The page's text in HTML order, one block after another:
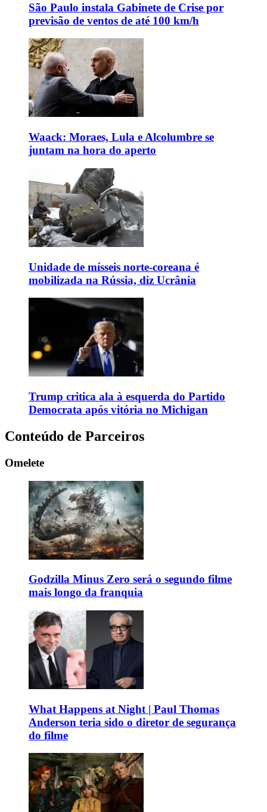
São Paulo instala Gabinete de Crise por
previsão de ventos de até 100 km/h
Waack: Moraes, Lula e Alcolumbre se
juntam na hora do aperto
Unidade de mísseis norte-coreana é
mobilizada na Rússia, diz Ucrânia
Trump critica ala à esquerda do Partido
Democrata após vitória no Michigan
Conteúdo de Parceiros
Omelete
Godzilla Minus Zero será o segundo filme
mais longo da franquia
What Happens at Night | Paul Thomas
Anderson teria sido o diretor de segurança
do filme